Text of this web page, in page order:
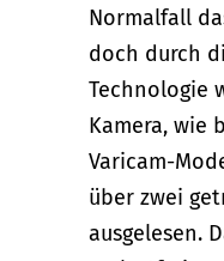
Normalfall
doch durch
Technologie
Kamera, wie
Varicam-
über zwei
ausgelesen.